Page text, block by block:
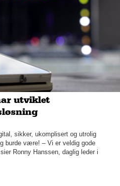
utviklet
sikker, ukomplisert og utrolig
burde være! – Vi er veldig gode
Ronny Hanssen, daglig leder i